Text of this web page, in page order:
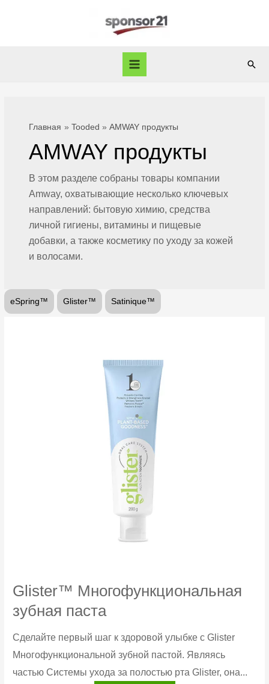
Main
Главная Tooded AMWAY продукты
AMWAY продукты
Вэтом разделе собраны товары компании
Amway, охватывающие несколько ключевых
направлений: бытовую химию, средства
личной гигиены, витамины и пищевые
добавки, а также косметику по уходу за кожей
и волосами.
eSpring™ Glister™ Satinique™
Glister™ Многофункциональная
зубная паста
Сделайте первый шаг к здоровой улыбке с Glister
Многофункциональной зубной пастой. Являясь
частью Системы ухода за полостью рта Glister, она...